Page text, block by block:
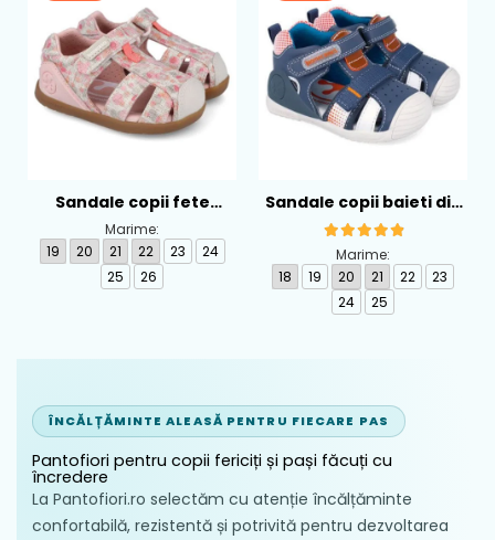
Sandale copii fete
calapod lat din textil
Biomecanics, Roz -
262193-A103
Marime:
19
20 21 22 23
24
25
26
Sandale copii baieti din
piele Biomecanics,
Albastru - 262124-A556
Marime:
18
19 20 21 22
23
24
25
ÎNCĂLȚĂMINTE ALEASĂ PENTRU FIECARE PAS
Pantofiori pentru copii fericiți și pași făcuți cu
încredere
La Pantofiori.ro selectăm cu atenție încălțăminte
confortabilă, rezistentă și potrivită pentru dezvoltarea